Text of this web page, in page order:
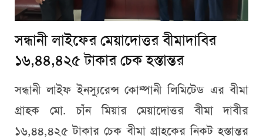
সন্ধানী লাইফের মেয়াদোত্তর বীমাদাবির
১৬,৪৪,৪২৫ টাকার চেক হস্তান্তর
সন্ধানী লাইফ ইনস্যুরেন্স কোম্পানী লিমিটেড এর বীমা
গ্রাহক মো. চাঁন মিয়ার মেয়াদোত্তর বীমা দাবীর
১৬,৪৪,৪২৫ টাকার চেক বীমা গ্রাহকের নিকট হস্তান্তর